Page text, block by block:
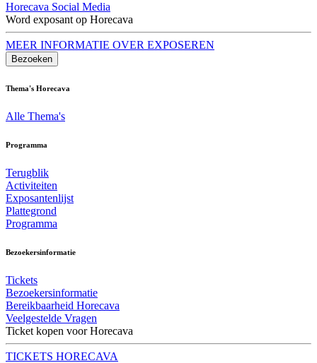
Horecava Social Media
Word exposant op Horecava
MEER INFORMATIE OVER EXPOSEREN
Bezoeken
Thema's Horecava
Alle Thema's
Programma
Terugblik
Activiteiten
Exposantenlijst
Plattegrond
Programma
Bezoekersinformatie
Tickets
Bezoekersinformatie
Bereikbaarheid Horecava
Veelgestelde Vragen
Ticket kopen voor Horecava
TICKETS HORECAVA